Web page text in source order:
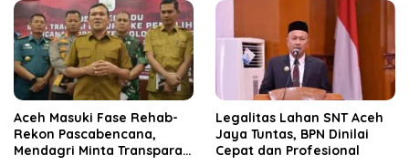
Aceh Masuki Fase Rehab-
Rekon Pascabencana,
Mendagri Minta Transparan
Legalitas Lahan SNT Aceh
Jaya Tuntas, BPN Dinilai
Cepat dan Profesional